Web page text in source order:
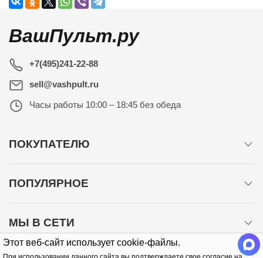
Этот веб-сайт использует cookie-файлы.
ВашПульт.ру
+7(495)241-22-88
sell@vashpult.ru
Часы работы 10:00 – 18:45 без обеда
ПОКУПАТЕЛЮ
ПОПУЛЯРНОЕ
МЫ В СЕТИ